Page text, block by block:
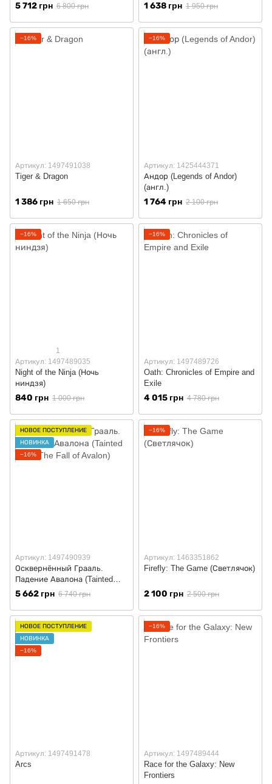
5 712 грн 6 800 грн 1 638 грн 1 950 грн
−16%
Артикул: 1497491038
Tiger & Dragon
1 386 грн 1 650 грн
−16%
Артикул: 1425444371
Андор (Legends of Andor)
(англ.)
1 764 грн 2 100 грн
−16%
1
Артикул: 1497489035
Night of the Ninja (Ночь
ниндзя)
840 грн 1 000 грн
−16%
Артикул: 1497489726
Oath: Chronicles of Empire and
Exile
4 015 грн 4 780 грн
НОВОЕ ПОСТУПЛЕНИЕ
НОВИНКА
−16%
Артикул: 1497490939
Осквернённый Грааль.
Падение Авалона (Tainted
Grail: The Fall of Avalon)
5 662 грн 6 740 грн
−16%
Артикул: 1463351862
Firefly: The Game (Светлячок)
2 100 грн 2 500 грн
НОВОЕ ПОСТУПЛЕНИЕ
НОВИНКА
−16%
Артикул: 1497491478
Arcs
−16%
Артикул: 1497489444
Race for the Galaxy: New
Frontiers